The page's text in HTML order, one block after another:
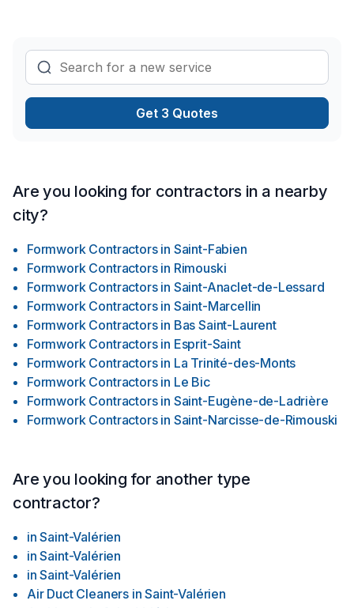
Get 3 Quotes
Are you looking for contractors in a nearby
city?
Formwork Contractors in Saint-Fabien
Formwork Contractors in Rimouski
Formwork Contractors in Saint-Anaclet-de-Lessard
Formwork Contractors in Saint-Marcellin
Formwork Contractors in Bas Saint-Laurent
Formwork Contractors in Esprit-Saint
Formwork Contractors in La Trinité-des-Monts
Formwork Contractors in Le Bic
Formwork Contractors in Saint-Eugène-de-Ladrière
Formwork Contractors in Saint-Narcisse-de-Rimouski
Are you looking for another type
contractor?
in Saint-Valérien
in Saint-Valérien
in Saint-Valérien
Air Duct Cleaners in Saint-Valérien